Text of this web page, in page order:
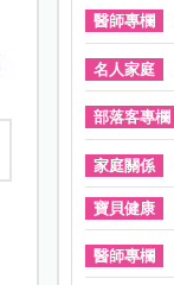
醫師專欄
名人家庭
部落客專欄
家庭關係
寶貝健康
醫師專欄